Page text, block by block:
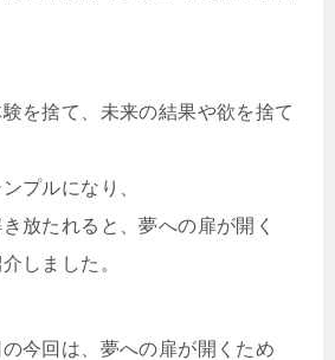
を捨て、未来の結果や欲を捨て
プルになり、
放たれると、夢への扉が開く
しました。
の今回は、夢への扉が開くため